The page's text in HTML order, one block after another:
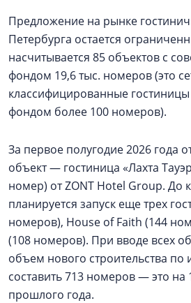
Предложение на рынке
Петербурга остается
насчитывается 85 объектов с
фондом 19,6 тыс. номеров (это
классифицированные гостиницы
фондом более 100 номеров).
За первое полугодие 2026 года
объект — гостиница «Лахта
номер) от ZONT Hotel Group. До
планируется запуск еще трех
номеров), House of Faith (144
(108 номеров). При вводе всех
объем нового строительства по
составить 713 номеров — это на
прошлого года.